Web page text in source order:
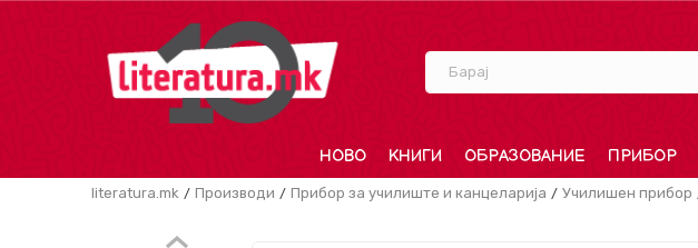
Барај
НОВО КНИГИ ОБРАЗОВАНИЕ ПРИБОР
literatura.mk Производи Прибор за училиште и канцеларија Училишен прибор